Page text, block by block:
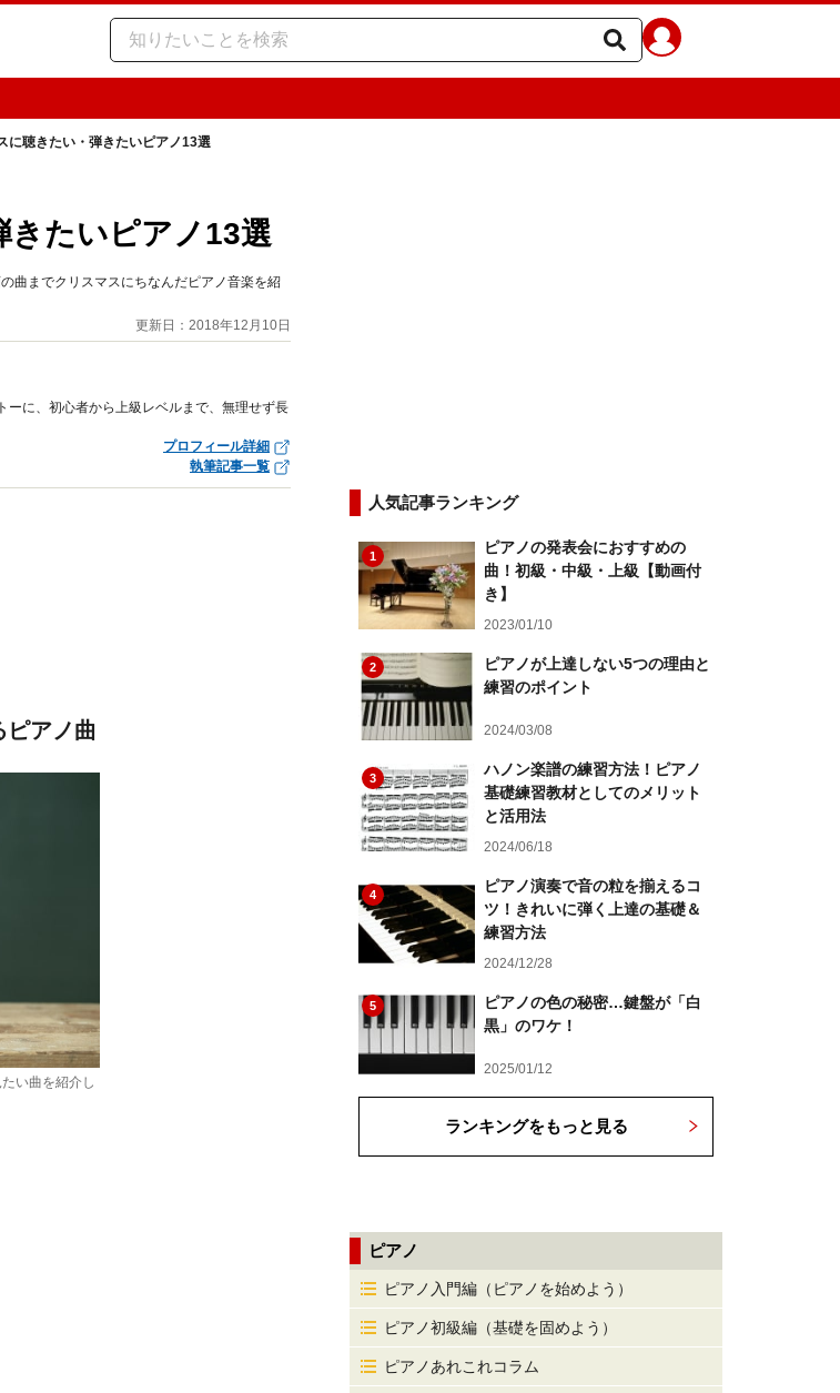
に聴きたい・弾きたいピアノ13選
きたいピアノ13選
曲までクリスマスにちなんだピアノ音楽を紹
更新日：2018年12月10日
ーに、初心者から上級レベルまで、無理せず長
プロフィール詳細
執筆記事一覧
アノ曲
い曲を紹介し
人気記事ランキング
1
ピアノの発表会におすすめの
曲！初級・中級・上級【動画付
き】
2023/01/10
2
ピアノが上達しない5つの理由と
練習のポイント
2024/03/08
3
ハノン楽譜の練習方法！ピアノ
基礎練習教材としてのメリット
と活用法
2024/06/18
4
ピアノ演奏で音の粒を揃えるコ
ツ！きれいに弾く上達の基礎＆
練習方法
2024/12/28
5
ピアノの色の秘密…鍵盤が「白
黒」のワケ！
2025/01/12
ランキングをもっと見る
ピアノ
ピアノ入門編（ピアノを始めよう）
ピアノ初級編（基礎を固めよう）
ピアノあれこれコラム